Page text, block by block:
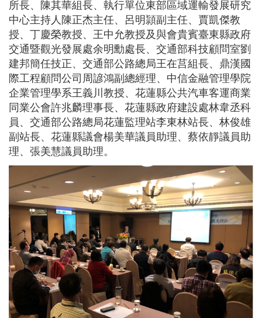
所長、陳其華組長、執行單位東部區域運輸發展研究
中心主持人陳正杰主任、呂明頴副主任、賈凱傑教
授、丁慶榮教授、王中允教授及與會貴賓臺東縣政府
交通暨觀光發展處余明勳處長、交通部科技顧問室劉
建邦簡任技正、交通部公路總局王在莒組長、鼎漢國
際工程顧問公司周諺鴻副總經理、中信金融管理學院
企業管理學系王義川教授、花蓮縣公共汽車客運商業
同業公會許兆麟理事長、花蓮縣政府建設處林韋丞科
員、交通部公路總局花蓮監理站李東林站長、林俊雄
副站長、花蓮縣議會楊美華議員助理、蔡依靜議員助
理、張美慧議員助理。